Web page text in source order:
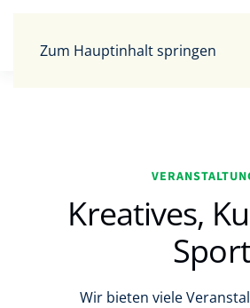
Zum Hauptinhalt springen
Kreatives,
Sport
Wir bieten viele